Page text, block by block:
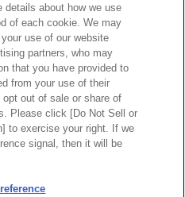
details about how we use
of each cookie. We may
use of our website
partners, who may
that you have provided to
from your use of their
out of sale or share of
Please click [Do Not Sell or
to exercise your right. If we
signal, then it will be